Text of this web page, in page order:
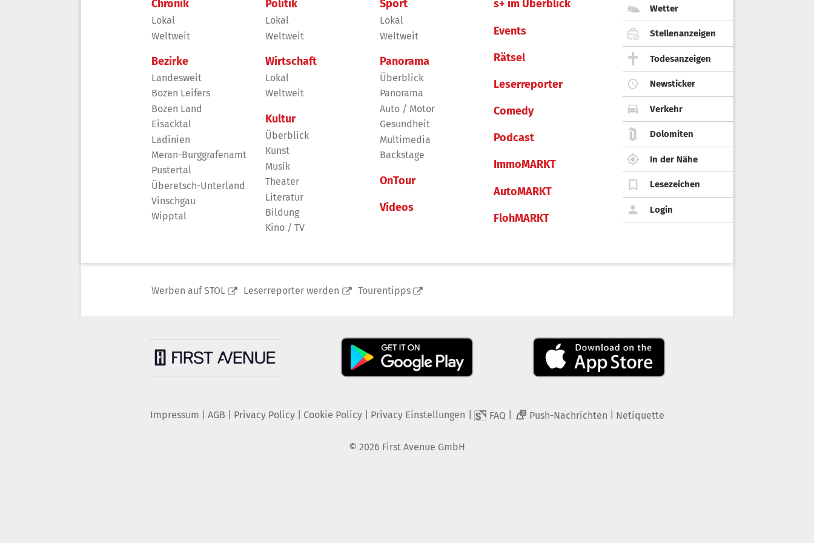
Chronik
Lokal
Weltweit
Bezirke
Landesweit
Bozen Leifers
Bozen Land
Eisacktal
Ladinien
Meran-Burggrafenamt
Pustertal
Überetsch-Unterland
Vinschgau
Wipptal
Politik
Lokal
Weltweit
Wirtschaft
Lokal
Weltweit
Kultur
Überblick
Kunst
Musik
Theater
Literatur
Bildung
Kino / TV
Sport
Lokal
Weltweit
Panorama
Überblick
Panorama
Auto / Motor
Gesundheit
Multimedia
Backstage
OnTour
Videos
s+ im Überblick
Events
Rätsel
Leserreporter
Comedy
Podcast
ImmoMARKT
AutoMARKT
FlohMARKT
Wetter
Stellenanzeigen
Todesanzeigen
Newsticker
Verkehr
Dolomiten
In der Nähe
Lesezeichen
Login
Werben auf STOL Leserreporter werden Tourentipps
Impressum AGB Privacy Policy| Cookie Policy| Privacy Einstellungen FAQ 2 Push-Nachrichten Netiquette
© 2026 First Avenue GmbH